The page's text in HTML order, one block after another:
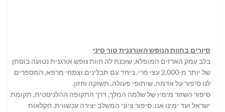
סיורים בחוות הנופש האורגנית טור סיני
בלב עמק הארזים המופלא, שוכנת לה חוות נופש אורגנית נטועה בוסתן
של יותר מ-2,000 עצי פרי, ביחד עם תבלינים וצמחי מרפא, המספרים
לנו סיפור על אדמה, שיתופי פעולה, תשוקה וחזון.
סיפור השזור מימיו של שלמה המלך, דרך התקופה ההלניסטית, תקומת
ישראל ועד ימינו אנו. סיפור ציוני המשלב יצירה עכשווית, חקלאות